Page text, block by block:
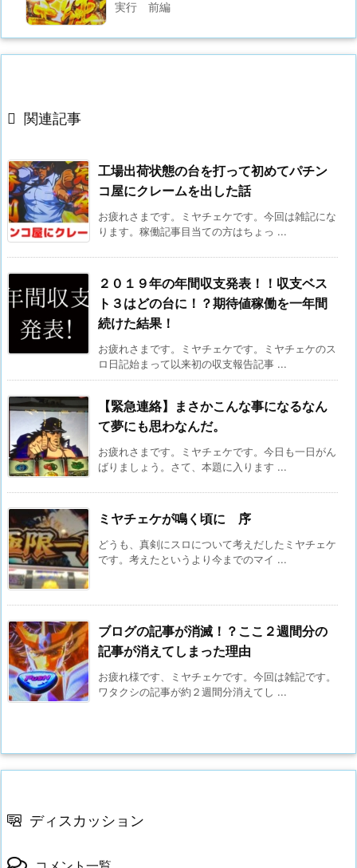
実行 前編
 関連記事
工場出荷状態の台を打って初めてパチン
コ屋にクレームを出した話
お疲れさまです。ミヤチェケです。今回は雑記にな
ります。稼働記事目当ての方はちょっ ...
２０１９年の年間収支発表！！収支ベス
ト３はどの台に！？期待値稼働を一年間
続けた結果！
お疲れさまです。ミヤチェケです。ミヤチェケのス
ロ日記始まって以来初の収支報告記事 ...
【緊急連絡】まさかこんな事になるなん
て夢にも思わなんだ。
お疲れさまです。ミヤチェケです。今日も一日がん
ばりましょう。さて、本題に入ります ...
ミヤチェケが鳴く頃に 序
どうも、真剣にスロについて考えだしたミヤチェケ
です。考えたというより今までのマイ ...
ブログの記事が消滅！？ここ２週間分の
記事が消えてしまった理由
お疲れ様です、ミヤチェケです。今回は雑記です。
ワタクシの記事が約２週間分消えてし ...
ディスカッション